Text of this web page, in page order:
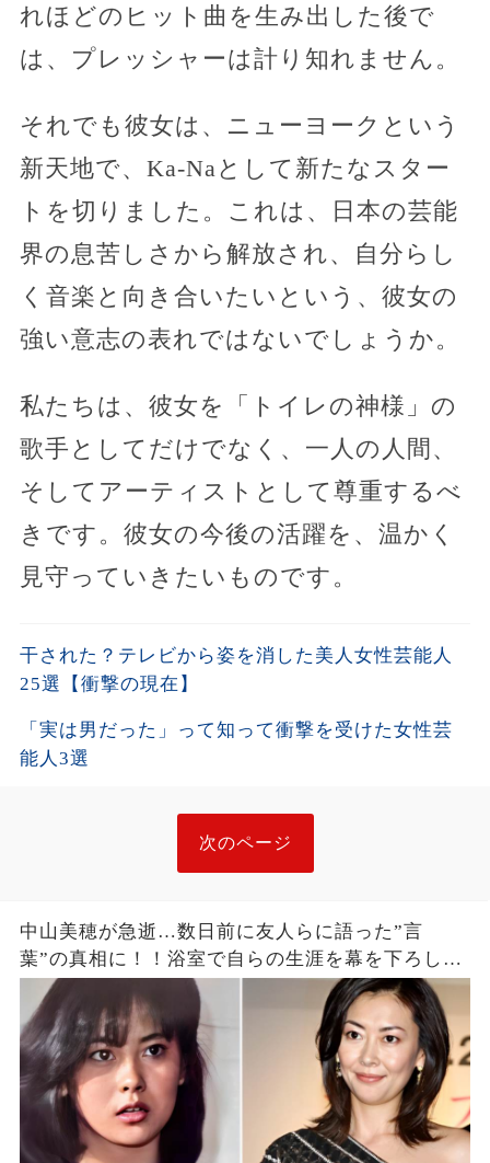
れほどのヒット曲を生み出した後で
は、プレッシャーは計り知れません。
それでも彼女は、ニューヨークという
新天地で、Ka-Naとして新たなスター
トを切りました。これは、日本の芸能
界の息苦しさから解放され、自分らし
く音楽と向き合いたいという、彼女の
強い意志の表れではないでしょうか。
私たちは、彼女を「トイレの神様」の
歌手としてだけでなく、一人の人間、
そしてアーティストとして尊重するべ
きです。彼女の今後の活躍を、温かく
見守っていきたいものです。
干された？テレビから姿を消した美人女性芸能人
25選【衝撃の現在】
「実は男だった」って知って衝撃を受けた女性芸
能人3選
次のページ
中山美穂が急逝…数日前に友人らに語った”言
葉”の真相に！！浴室で自らの生涯を幕を下ろした
真相、前兆の詳細があきらかに…【芸能】